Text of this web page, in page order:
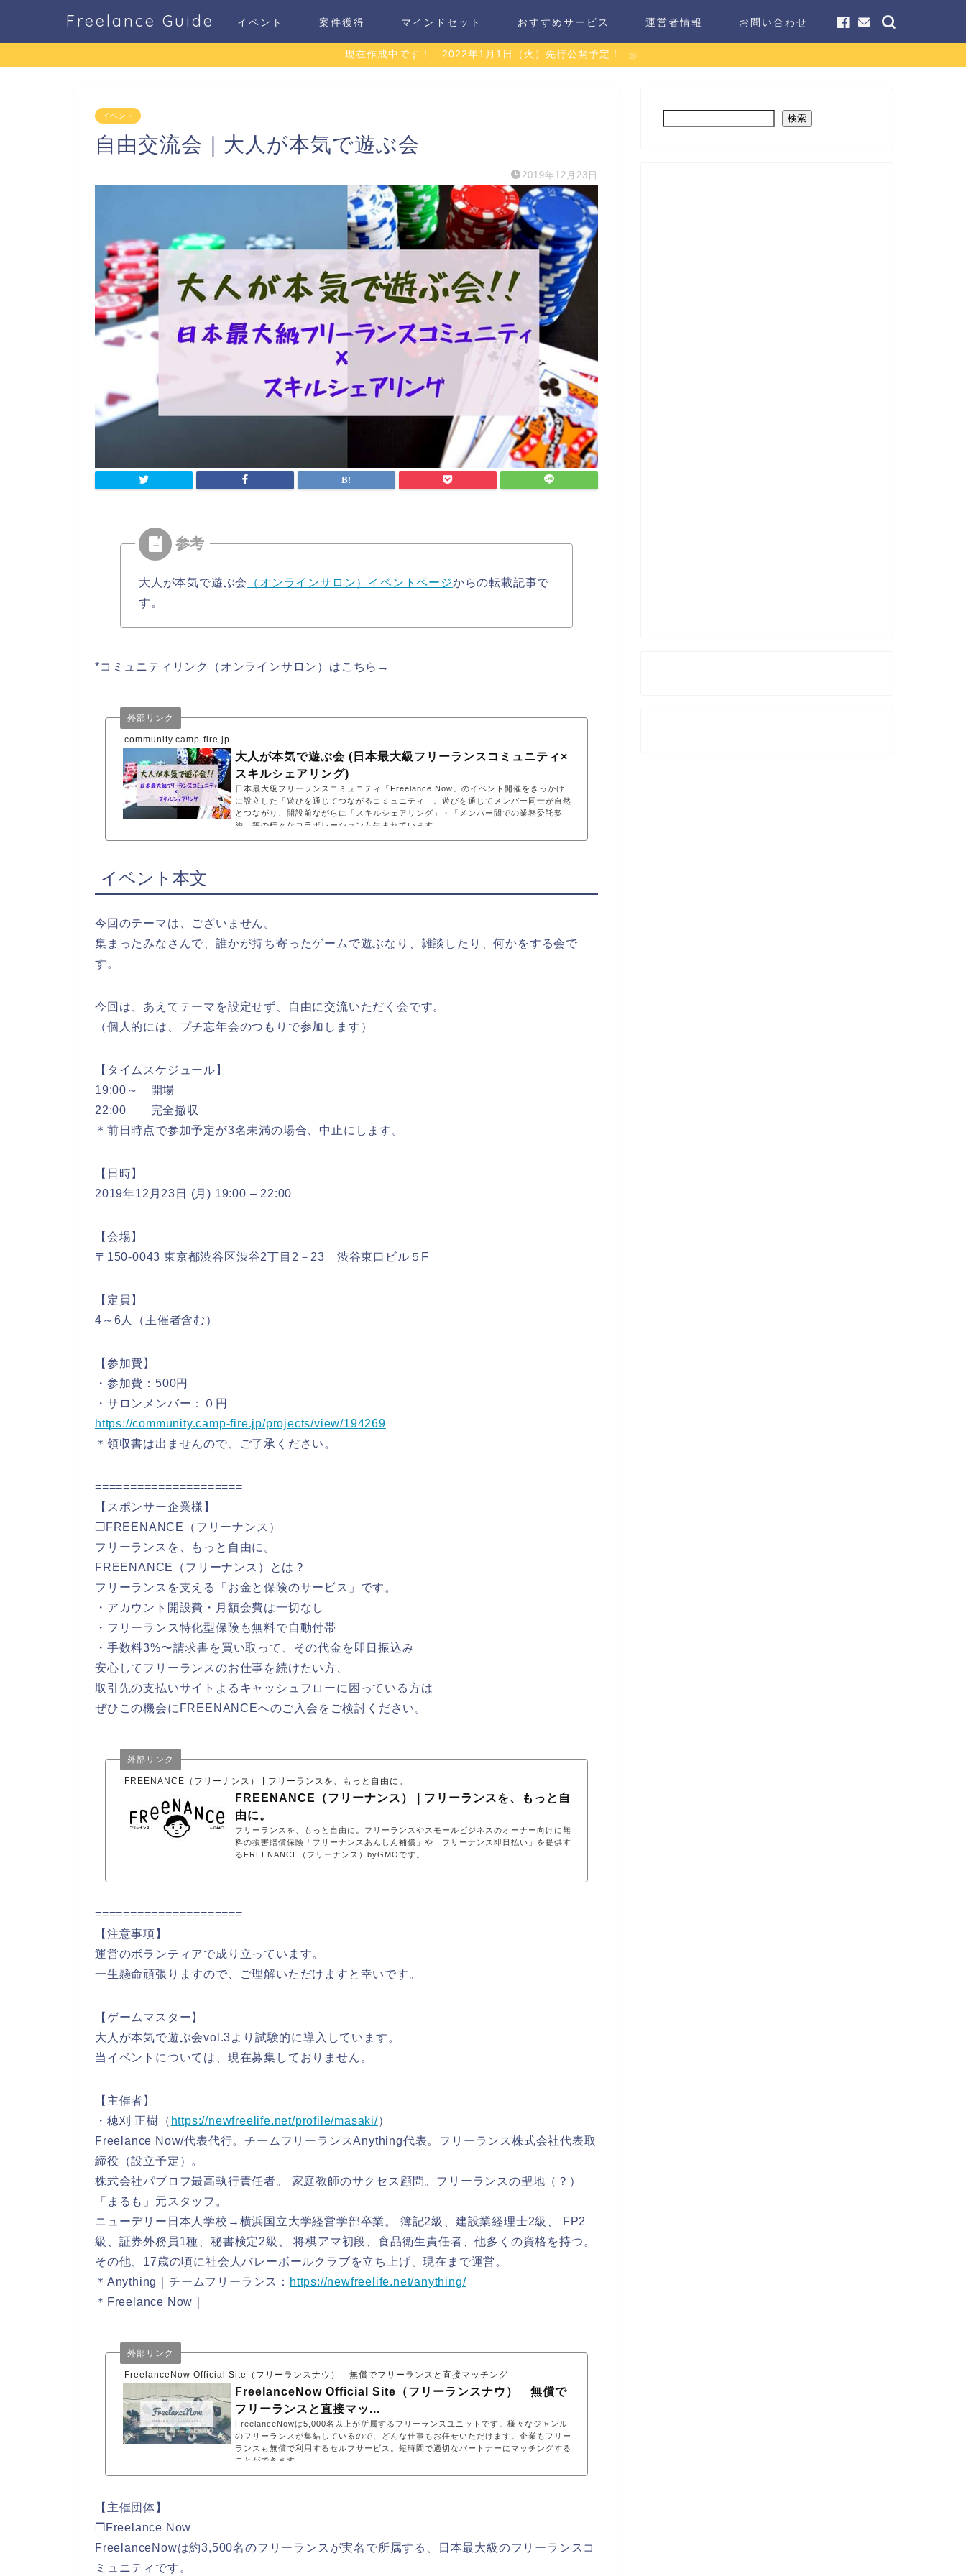
Freelance Guide イベント 案件獲得 マインドセット おすすめサービス 運営者情報 お問い合わせ
現在作成中です！ 2022年1月1日（火）先行公開予定！
イベント
自由交流会｜大人が本気で遊ぶ会
2019年12月23日
大人が本気で遊ぶ会 （オンラインサロン）イベントページからの転載記事で
す。
*コミュニティリンク（オンラインサロン）はこちら→
community.camp-fire.jp
外部リンク
大人が本気で遊ぶ会 (日本最大級フリーランスコミュニティ×
スキルシェアリング)
日本最大級フリーランスコミュニティ「Freelance Now」のイベント開催をきっかけ
に設立した「遊びを通じてつながるコミュニティ」。遊びを通じてメンバー同士が自然
とつながり、開設前ながらに「スキルシェアリング」・「メンバー間での業務委託契
約」等の様々なコラボレーションも生まれています。
イベント本文
今回のテーマは、ございません。
集まったみなさんで、誰かが持ち寄ったゲームで遊ぶなり、雑談したり、何かをする会で
す。
今回は、あえてテーマを設定せず、自由に交流いただく会です。
（個人的には、プチ忘年会のつもりで参加します）
【タイムスケジュール】
19:00～ 開場
22:00 完全撤収
＊前日時点で参加予定が3名未満の場合、中止にします。
【日時】
2019年12月23日 (月) 19:00 – 22:00
【会場】
〒150-0043 東京都渋谷区渋谷2丁目2－23 渋谷東口ビル５F
【定員】
4～6人（主催者含む）
【参加費】
・参加費：500円
・サロンメンバー：０円
https://community.camp-fire.jp/projects/view/194269
＊領収書は出ませんので、ご了承ください。
=====================
【スポンサー企業様】
❐FREENANCE（フリーナンス）
フリーランスを、もっと自由に。
FREENANCE（フリーナンス）とは？
フリーランスを支える「お金と保険のサービス」です。
・アカウント開設費・月額会費は一切なし
・フリーランス特化型保険も無料で自動付帯
・手数料3%〜請求書を買い取って、その代金を即日振込み
安心してフリーランスのお仕事を続けたい方、
取引先の支払いサイトよるキャッシュフローに困っている方は
ぜひこの機会にFREENANCEへのご入会をご検討ください。
FREENANCE（フリーナンス） | フリーランスを、もっと自由に。
外部リンク
FREENANCE（フリーナンス） | フリーランスを、もっと自
由に。
フリーランスを、もっと自由に。フリーランスやスモールビジネスのオーナー向けに無
料の損害賠償保険「フリーナンスあんしん補償」や「フリーナンス即日払い」を提供す
るFREENANCE（フリーナンス）byGMOです。
=====================
【注意事項】
運営のボランティアで成り立っています。
一生懸命頑張りますので、ご理解いただけますと幸いです。
【ゲームマスター】
大人が本気で遊ぶ会vol.3より試験的に導入しています。
当イベントについては、現在募集しておりません。
【主催者】
・穂刈 正樹（ https://newfreelife.net/profile/masaki/）
Freelance Now/代表代行。チームフリーランスAnything代表。フリーランス株式会社代表取
締役（設立予定）。
株式会社パブロフ最高執行責任者。 家庭教師のサクセス顧問。フリーランスの聖地（？）
「まるも」元スタッフ。
ニューデリー日本人学校→横浜国立大学経営学部卒業。 簿記2級、建設業経理士2級、 FP2
級、証券外務員1種、秘書検定2級、 将棋アマ初段、食品衛生責任者、他多くの資格を持つ。
その他、17歳の頃に社会人バレーボールクラブを立ち上げ、現在まで運営。
＊Anything｜チームフリーランス： https://newfreelife.net/anything/
＊Freelance Now｜
FreelanceNow Official Site（フリーランスナウ） 無償でフリーランスと直接マッチング
外部リンク
FreelanceNow Official Site（フリーランスナウ） 無償で
フリーランスと直接マッ...
FreelanceNowは5,000名以上が所属するフリーランスユニットです。様々なジャンル
のフリーランスが集結しているので、どんな仕事もお任せいただけます。企業もフリー
ランスも無償で利用するセルフサービス。短時間で適切なパートナーにマッチングする
ことができます。
【主催団体】
❐Freelance Now
FreelanceNowは約3,500名のフリーランスが実名で所属する、日本最大級のフリーランスコ
ミュニティです。
検索